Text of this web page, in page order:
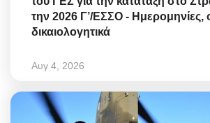
την 2026 Γ’/ΕΣΣΟ - Ημερομηνίες,
δικαιολογητικά
Αυγ 4, 2026